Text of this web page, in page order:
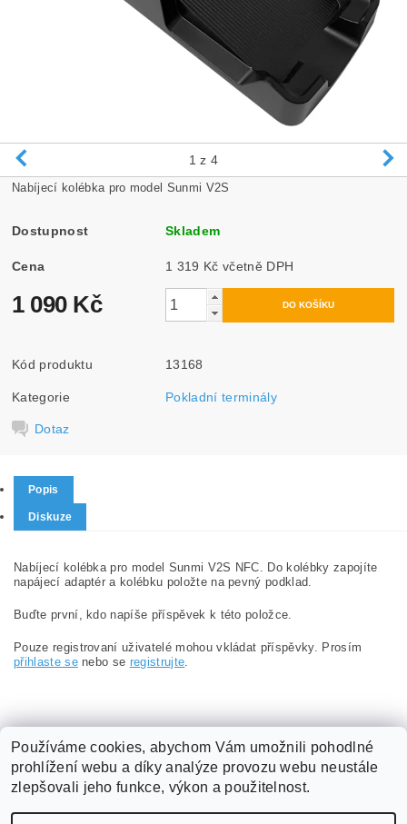
1 z 4
Nabíjecí kolébka pro model Sunmi V2S
Dostupnost Skladem
Cena 1 319 Kč včetně DPH
1 090 Kč
Kód produktu 13168
Kategorie Pokladní terminály
Dotaz
Popis
Diskuze
Nabíjecí kolébka pro model Sunmi V2S NFC. Do kolébky zapojíte
napájecí adaptér a kolébku položte na pevný podklad.
Buďte první, kdo napíše příspěvek k této položce.
Pouze registrovaní uživatelé mohou vkládat příspěvky. Prosím
přihlaste senebo se registrujte.
Obchodní podmínky | Podmínky ochrany osobních údajů
ABX software s.r.o. | Kontakt
Používáme cookies, abychom Vám umožnili pohodlné
prohlížení webu a díky analýze provozu webu neustále
zlepšovali jeho funkce, výkon a použitelnost.